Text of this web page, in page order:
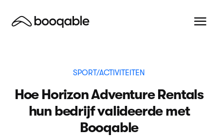
SPORT/ACTIVITEITEN
Hoe Horizon Adventure Rentals
hun bedrijf valideerde met
Booqable